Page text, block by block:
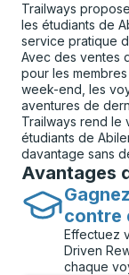
Trailways
les étudiants de
service pratique
Avec des ventes
pour les
week-end, les
aventures de
Trailways rend le
étudiants de
davantage sans
Avantages
contre
Effectuez
Driven
chaque